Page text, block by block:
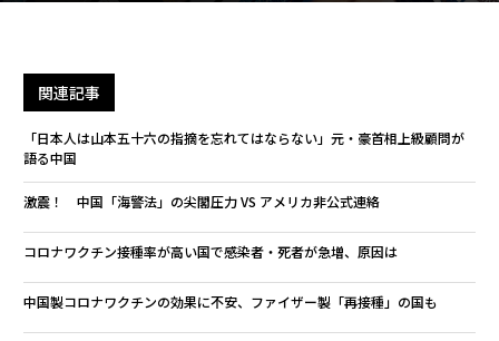
関連記事
「日本人は山本五十六の指摘を忘れてはならない」元・豪首相上級顧問が
語る中国
激震！ 中国「海警法」の尖閣圧力 VS アメリカ非公式連絡
コロナワクチン接種率が高い国で感染者・死者が急増、原因は
中国製コロナワクチンの効果に不安、ファイザー製「再接種」の国も